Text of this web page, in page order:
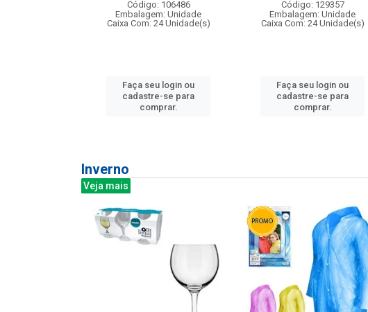
Código: 106486
Embalagem: Unidade
Caixa Com: 24 Unidade(s)
Faça seu login ou
cadastre-se para
comprar.
Código: 129357
Embalagem: Unidade
Caixa Com: 24 Unidade(s)
Faça seu login ou
cadastre-se para
comprar.
Inverno
Veja mais